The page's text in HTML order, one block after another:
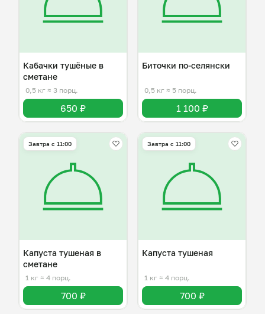
Кабачки тушёные в
сметане
0,5 кг ≈ 3 порц.
650 ₽
Биточки по-селянски
0,5 кг ≈ 5 порц.
1 100 ₽
Завтра c 11:00
Капуста тушеная в
сметане
1 кг ≈ 4 порц.
700 ₽
Завтра c 11:00
Капуста тушеная
1 кг ≈ 4 порц.
700 ₽